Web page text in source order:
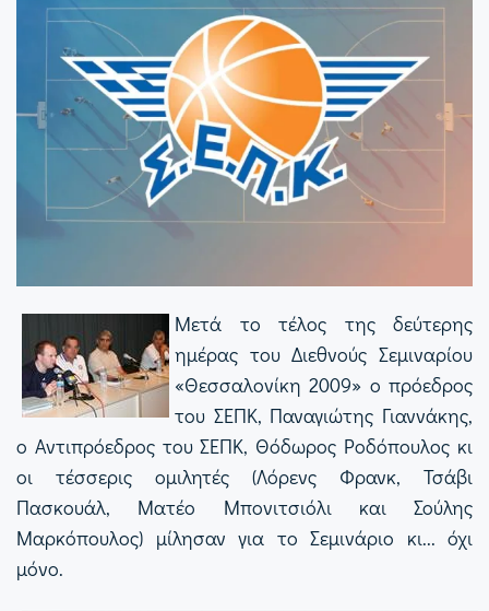
Μετά το τέλος της δεύτερης
ημέρας του Διεθνούς Σεμιναρίου
«Θεσσαλονίκη 2009» ο πρόεδρος
του ΣΕΠΚ, Παναγιώτης Γιαννάκης,
ο Αντιπρόεδρος του ΣΕΠΚ, Θόδωρος Ροδόπουλος κι
οι τέσσερις ομιλητές (Λόρενς Φρανκ, Τσάβι
Πασκουάλ, Ματέο Μπονιτσιόλι και Σούλης
Μαρκόπουλος) μίλησαν για το Σεμινάριο κι... όχι
μόνο.